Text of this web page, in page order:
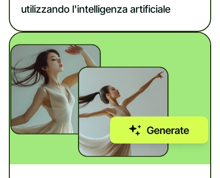
utilizzando l'intelligenza artificiale